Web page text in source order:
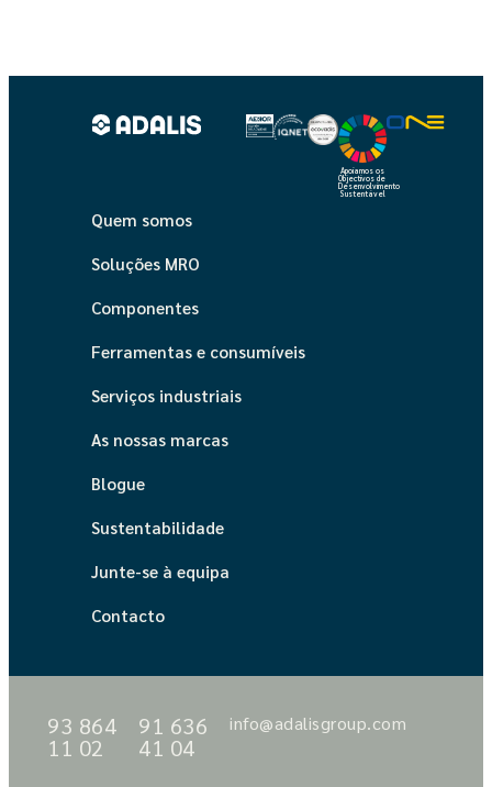
Apoiamos os
Objectivos de
Desenvolvimento
Sustentável
Quem somos
Soluções MRO
Componentes
Ferramentas e consumíveis
Serviços industriais
As nossas marcas
Blogue
Sustentabilidade
Junte-se à equipa
Contacto
93 864
11 02
91 636
41 04
info@adalisgroup.com